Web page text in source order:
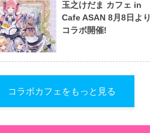
玉之けだま カフェ in
Cafe ASAN 8月8日より
コラボ開催!
コラボカフェをもっと見る